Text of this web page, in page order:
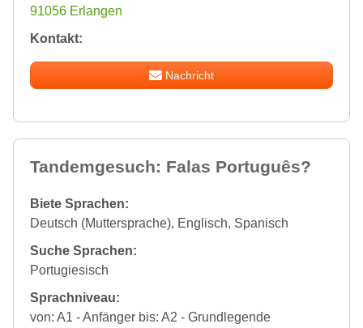
91056 Erlangen
Kontakt:
Nachricht
Tandemgesuch: Falas Português?
Biete Sprachen:
Deutsch (Muttersprache), Englisch, Spanisch
Suche Sprachen:
Portugiesisch
Sprachniveau:
von: A1 - Anfänger bis: A2 - Grundlegende